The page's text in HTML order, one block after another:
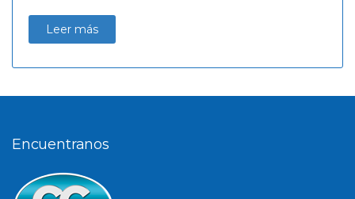
Leer más
Encuentranos